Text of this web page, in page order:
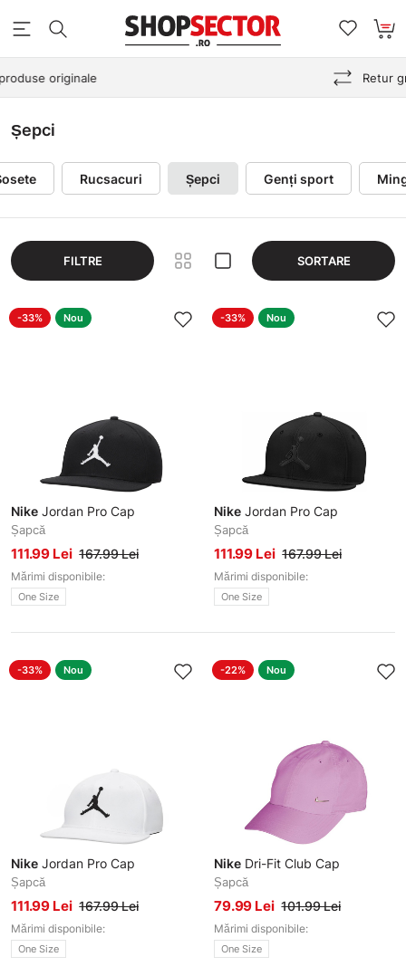
Șepci
Rucsacuri Șepci Genți sport
FILTRE SORTARE
-33% Nou
Nike Jordan Pro Cap
Șapcă
111.99 Lei 167.99 Lei
Mărimi disponibile:
One Size
-33% Nou
Nike Jordan Pro Cap
Șapcă
111.99 Lei 167.99 Lei
Mărimi disponibile:
One Size
-33% Nou
Nike Jordan Pro Cap
Șapcă
111.99 Lei 167.99 Lei
Mărimi disponibile:
One Size
-22% Nou
Nike Dri-Fit Club Cap
Șapcă
79.99 Lei 101.99 Lei
Mărimi disponibile:
One Size